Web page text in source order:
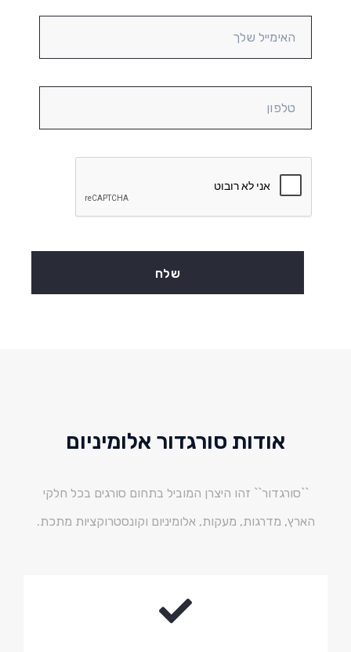
אודות סורגדור אלומיניום
``סורגדור`` זהו היצרן המוביל בתחום סורגים בכל חלקי
הארץ, מדרגות, מעקות, אלומיניום וקונסטרוקציות מתכת.